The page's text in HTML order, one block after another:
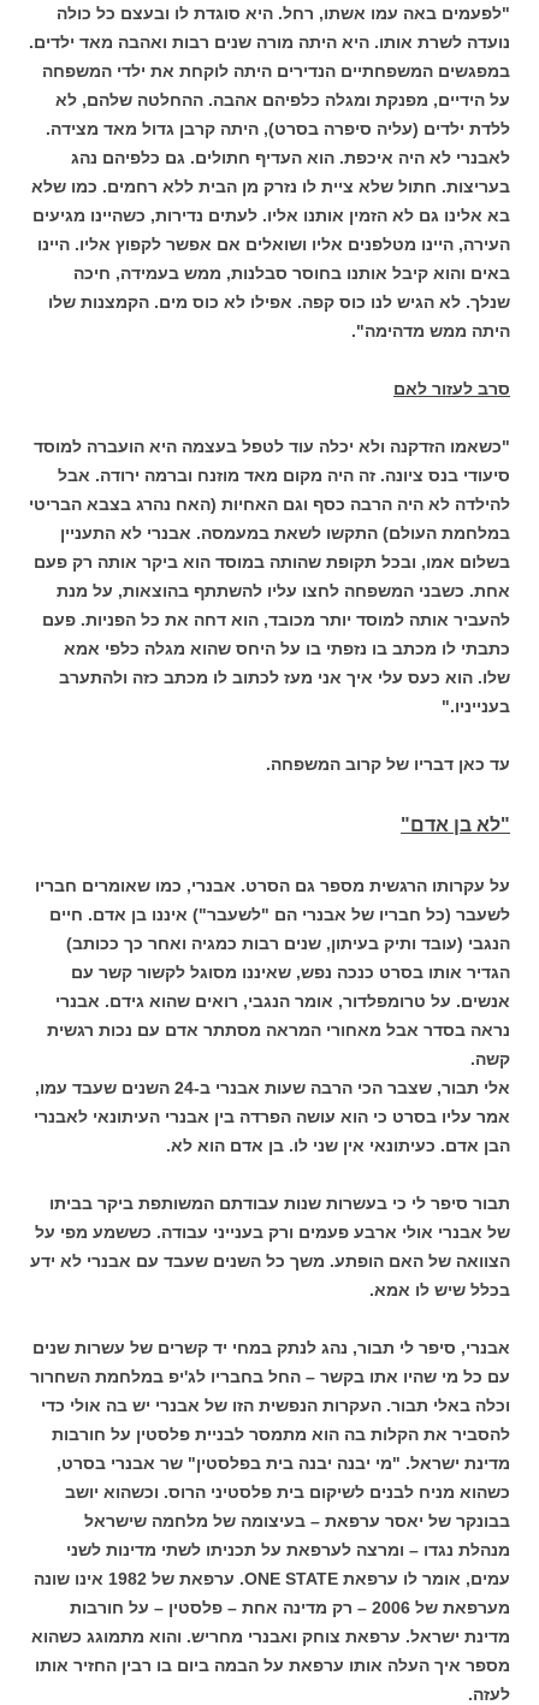
"לפעמים באה עמו אשתו, רחל. היא סוגדת לו ובעצם כל כולה
נועדה לשרת אותו. היא היתה מורה שנים רבות ואהבה מאד ילדים.
במפגשים המשפחתיים הנדירים היתה לוקחת את ילדי המשפחה
על הידיים, מפנקת ומגלה כלפיהם אהבה. ההחלטה שלהם, לא
ללדת ילדים (עליה סיפרה בסרט), היתה קרבן גדול מאד מצידה.
לאבנרי לא היה איכפת. הוא העדיף חתולים. גם כלפיהם נהג
בעריצות. חתול שלא ציית לו נזרק מן הבית ללא רחמים. כמו שלא
בא אלינו גם לא הזמין אותנו אליו. לעתים נדירות, כשהיינו מגיעים
העירה, היינו מטלפנים אליו ושואלים אם אפשר לקפוץ אליו. היינו
באים והוא קיבל אותנו בחוסר סבלנות, ממש בעמידה, חיכה
שנלך. לא הגיש לנו כוס קפה. אפילו לא כוס מים. הקמצנות שלו
היתה ממש מדהימה".
סרב לעזור לאם
"כשאמו הזדקנה ולא יכלה עוד לטפל בעצמה היא הועברה למוסד
סיעודי בנס ציונה. זה היה מקום מאד מוזנח וברמה ירודה. אבל
להילדה לא היה הרבה כסף וגם האחיות (האח נהרג בצבא הבריטי
במלחמת העולם) התקשו לשאת במעמסה. אבנרי לא התעניין
בשלום אמו, ובכל תקופת שהותה במוסד הוא ביקר אותה רק פעם
אחת. כשבני המשפחה לחצו עליו להשתתף בהוצאות, על מנת
להעביר אותה למוסד יותר מכובד, הוא דחה את כל הפניות. פעם
כתבתי לו מכתב בו נזפתי בו על היחס שהוא מגלה כלפי אמא
שלו. הוא כעס עלי איך אני מעז לכתוב לו מכתב כזה ולהתערב
בענייניו."
עד כאן דבריו של קרוב המשפחה.
"לא בן אדם"
על עקרותו הרגשית מספר גם הסרט. אבנרי, כמו שאומרים חבריו
לשעבר (כל חבריו של אבנרי הם "לשעבר") איננו בן אדם. חיים
הנגבי (עובד ותיק בעיתון, שנים רבות כמגיה ואחר כך ככותב)
הגדיר אותו בסרט כנכה נפש, שאיננו מסוגל לקשור קשר עם
אנשים. על טרומפלדור, אומר הנגבי, רואים שהוא גידם. אבנרי
נראה בסדר אבל מאחורי המראה מסתתר אדם עם נכות רגשית
קשה.
אלי תבור, שצבר הכי הרבה שעות אבנרי ב-24 השנים שעבד עמו,
אמר עליו בסרט כי הוא עושה הפרדה בין אבנרי העיתונאי לאבנרי
הבן אדם. כעיתונאי אין שני לו. בן אדם הוא לא.
תבור סיפר לי כי בעשרות שנות עבודתם המשותפת ביקר בביתו
של אבנרי אולי ארבע פעמים ורק בענייני עבודה. כששמע מפי על
הצוואה של האם הופתע. משך כל השנים שעבד עם אבנרי לא ידע
בכלל שיש לו אמא.
אבנרי, סיפר לי תבור, נהג לנתק במחי יד קשרים של עשרות שנים
עם כל מי שהיו אתו בקשר – החל בחבריו לג'יפ במלחמת השחרור
וכלה באלי תבור. העקרות הנפשית הזו של אבנרי יש בה אולי כדי
להסביר את הקלות בה הוא מתמסר לבניית פלסטין על חורבות
מדינת ישראל. "מי יבנה יבנה בית בפלסטין" שר אבנרי בסרט,
כשהוא מניח לבנים לשיקום בית פלסטיני הרוס. וכשהוא יושב
בבונקר של יאסר ערפאת – בעיצומה של מלחמה שישראל
מנהלת נגדו – ומרצה לערפאת על תכניתו לשתי מדינות לשני
עמים, אומר לו ערפאת ONE STATE. ערפאת של 1982 אינו שונה
מערפאת של 2006 – רק מדינה אחת – פלסטין – על חורבות
מדינת ישראל. ערפאת צוחק ואבנרי מחריש. והוא מתמוגג כשהוא
מספר איך העלה אותו ערפאת על הבמה ביום בו רבין החזיר אותו
לעזה.